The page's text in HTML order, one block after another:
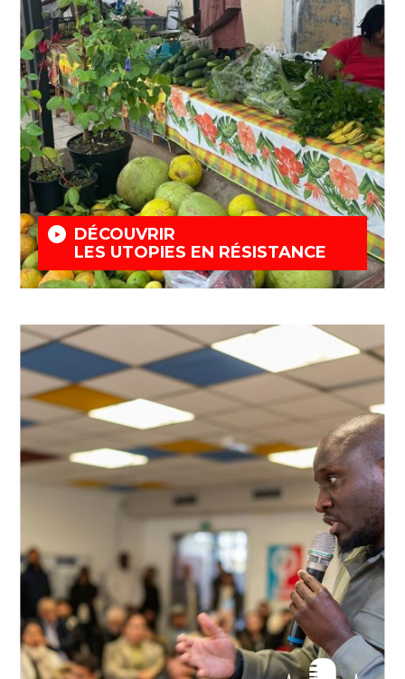
DÉCOUVRIR
LES UTOPIES EN RÉSISTANCE